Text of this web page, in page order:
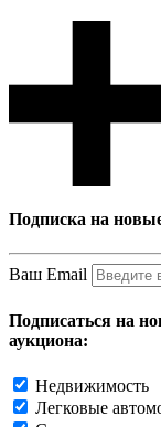
Подписка на
Ваш Email
Подписаться на
аукциона:
Недвижимость
Легковые